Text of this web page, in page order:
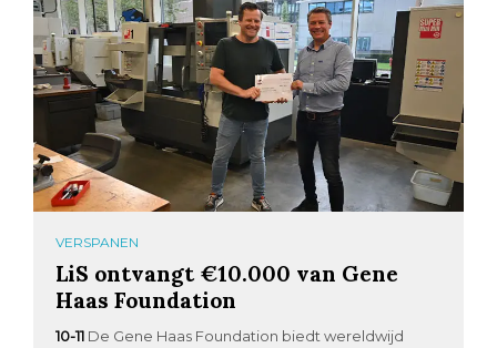
VERSPANEN
LiS ontvangt €10.000 van Gene
Haas Foundation
10-11 De Gene Haas Foundation biedt wereldwijd